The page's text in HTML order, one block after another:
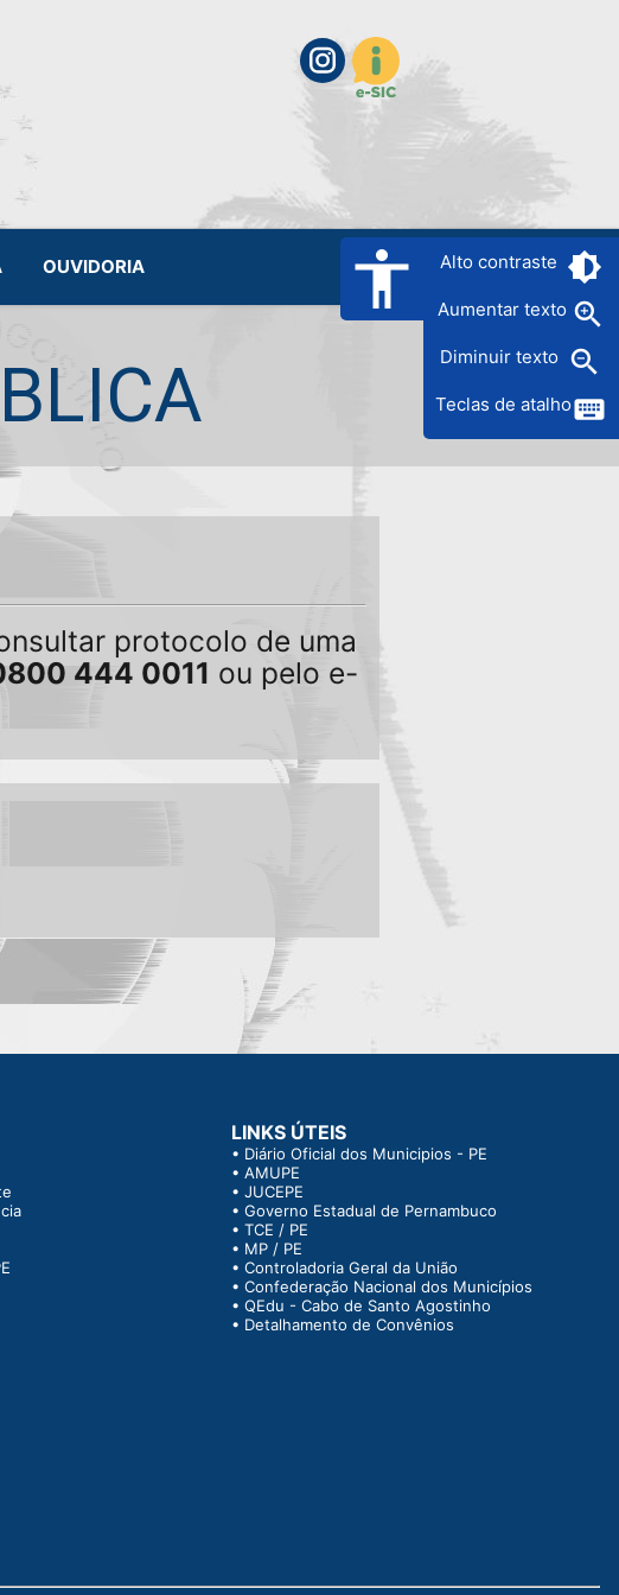
accessibility Alto contraste brightness_6
Aumentar texto zoom_in
Diminuir texto zoom_out
Teclas de atalhokeyboard
OUVIDORIA
protocolo de uma
444 0011 ou pelo e-
LINKS ÚTEIS
• Diário Oficial dos Municipios - PE
• AMUPE
• JUCEPE
• Governo Estadual de Pernambuco
• TCE / PE
• MP / PE
• Controladoria Geral da União
• Confederação Nacional dos Municípios
• QEdu - Cabo de Santo Agostinho
• Detalhamento de Convênios